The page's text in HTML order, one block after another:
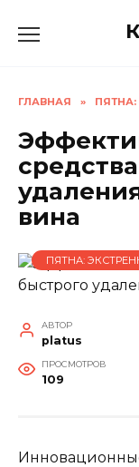
ГЛАВНАЯ »
вина
ПЯТНА:
АВТОР
platus
ПРОСМОТРОВ
109